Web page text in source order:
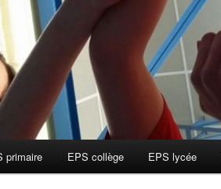
primaire EPS collège EPS lycée